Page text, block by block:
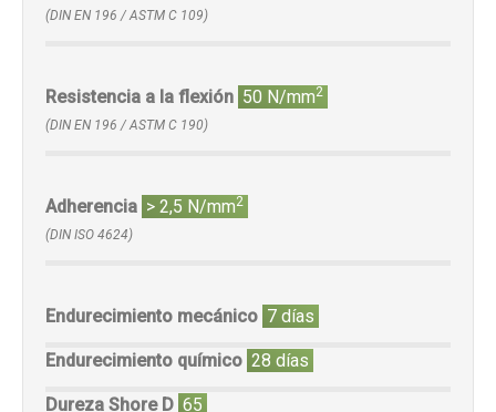
(DIN EN 196 / ASTM C 109)
Resistencia a la flexión 50 N/mm2
(DIN EN 196 / ASTM C 190)
Adherencia > 2,5 N/mm2
(DIN ISO 4624)
Endurecimiento mecánico 7 días
Endurecimiento químico 28 días
Dureza Shore D 65